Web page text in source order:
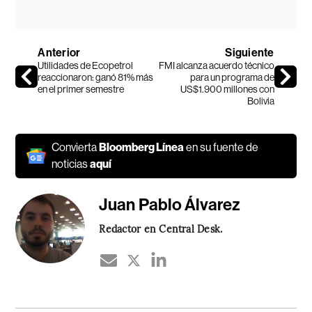
Anterior
Utilidades de Ecopetrol
reaccionaron: ganó 81% más
en el primer semestre
Siguiente
FMI alcanza acuerdo técnico
para un programa de
US$1.900 millones con
Bolivia
ConviertaBloomberg Líneaen su fuente de
noticiasaquí
Juan Pablo Álvarez
Redactor en Central Desk.